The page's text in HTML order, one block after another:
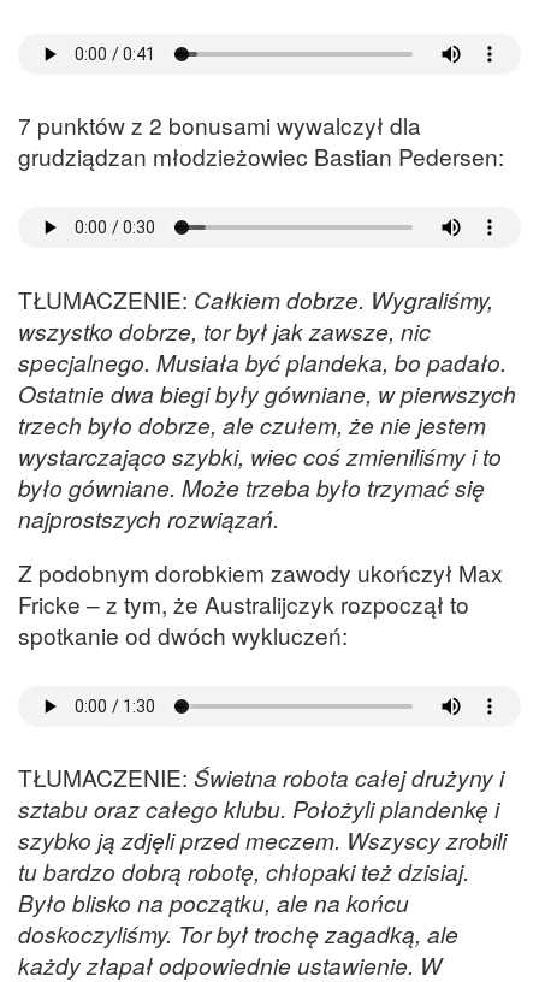
7 punktów z 2 bonusami wywalczył dla
grudziądzan młodzieżowiec Bastian Pedersen:
TŁUMACZENIE: Całkiem dobrze. Wygraliśmy,
wszystko dobrze, tor był jak zawsze, nic
specjalnego. Musiała być plandeka, bo padało.
Ostatnie dwa biegi były gówniane, w pierwszych
trzech było dobrze, ale czułem, że nie jestem
wystarczająco szybki, wiec coś zmieniliśmy i to
było gówniane. Może trzeba było trzymać się
najprostszych rozwiązań.
Z podobnym dorobkiem zawody ukończył Max
Fricke – z tym, że Australijczyk rozpoczął to
spotkanie od dwóch wykluczeń:
TŁUMACZENIE: Świetna robota całej drużyny i
sztabu oraz całego klubu. Położyli plandenkę i
szybko ją zdjęli przed meczem. Wszyscy zrobili
tu bardzo dobrą robotę, chłopaki też dzisiaj.
Było blisko na początku, ale na końcu
doskoczyliśmy. Tor był trochę zagadką, ale
każdy złapał odpowiednie ustawienie. W